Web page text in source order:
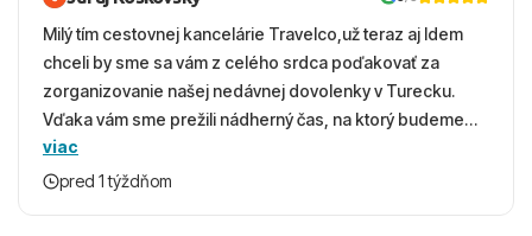
Milý tím cestovnej kancelárie Travelco,už teraz aj Idem
chceli by sme sa vám z celého srdca poďakovať za
zorganizovanie našej nedávnej dovolenky v Turecku.
Vďaka vám sme prežili nádherný čas, na ktorý budeme
ešte dlho s úsmevom spomínať. ​Všetko prebehlo
absolútne hladko – od prvotného výberu zájazdu, cez
viac
pred 1 týždňom